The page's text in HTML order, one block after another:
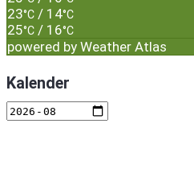
23°C / 14°C
25°C / 16°C
powered by Weather Atlas
Kalender